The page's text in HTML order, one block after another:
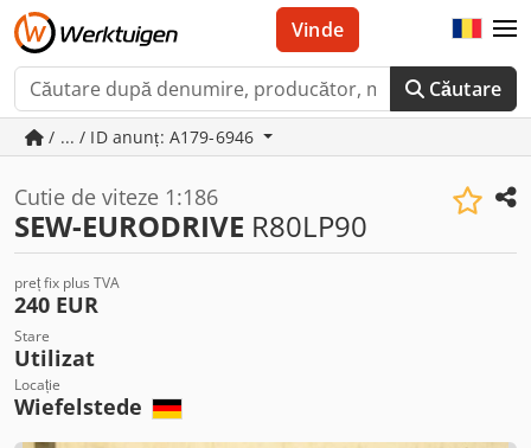
Căutare
Vinde
/ ... / ID anunț: A179-6946
Cutie de viteze 1:186
SEW-EURODRIVE R80LP90
preț fix plus TVA
240 EUR
Stare
Utilizat
Locație
Wiefelstede